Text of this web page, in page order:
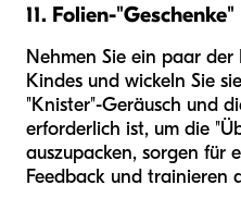
11. Folien-"Geschenke"
Nehmen Sie ein paar der
Kindes und wickeln Sie
"Knister"-Geräusch und
erforderlich ist, um die
auszupacken, sorgen für
Feedback und trainieren